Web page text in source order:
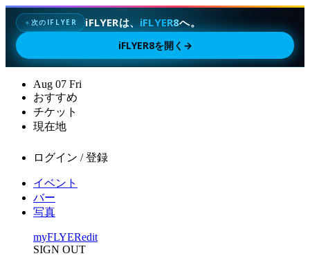
✦次のIFLYER iFLYERは、 iFLYER8へ。
iFLYER8を開く →
Aug 07 Fri
おすすめ
チケット
現在地
ログイン / 登録
イベント
バー
写真
myFLYERedit
SIGN OUT